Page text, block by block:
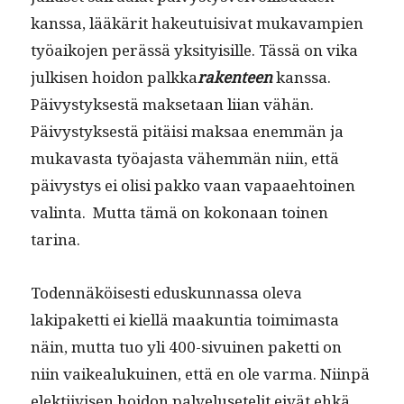
kanssa, lääkärit hakeu­tu­isi­vat mukavampi­en
työaiko­jen perässä yksi­ty­isille. Tässä on vika
julkisen hoidon palk­karak­en­teenkanssa.
Päivystyk­ses­tä mak­se­taan liian vähän.
Päivystyk­ses­tä pitäisi mak­saa enem­män ja
mukavas­ta työa­jas­ta vähem­män niin, että
päivystys ei olisi pakko vaan vapaae­htoinen
val­in­ta. Mut­ta tämä on kokon­aan toinen
tarina.
Toden­näköis­es­ti eduskun­nas­sa ole­va
lakipaket­ti ei kiel­lä maakun­tia toim­i­mas­ta
näin, mut­ta tuo yli 400-sivuinen paket­ti on
niin vaikealukuinen, että en ole var­ma. Niin­pä